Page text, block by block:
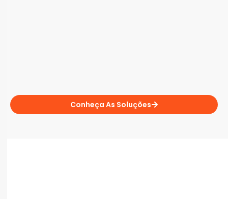
Conheça As Soluções